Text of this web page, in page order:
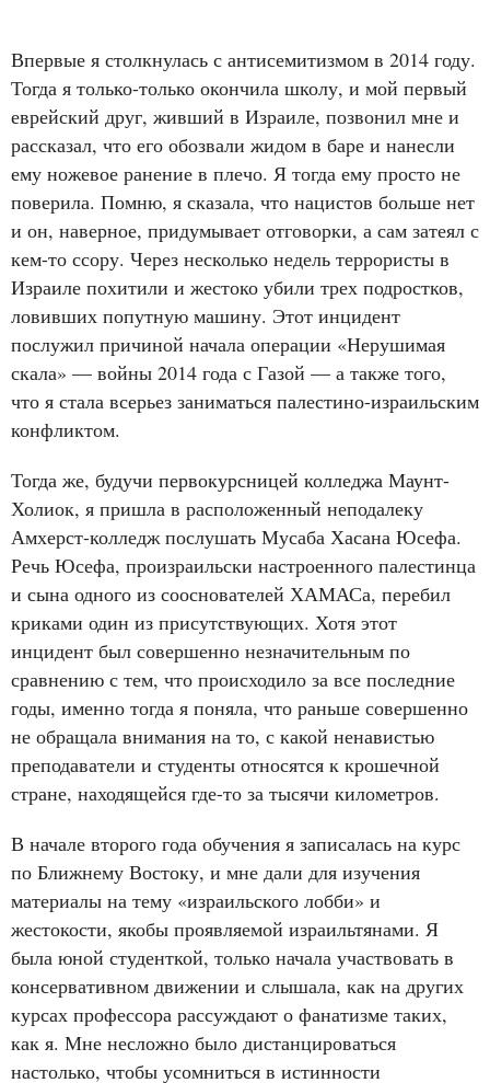
Впервые я столкнулась с антисемитизмом в 2014 году.
Тогда я только-только окончила школу, и мой первый
еврейский друг, живший в Израиле, позвонил мне и
рассказал, что его обозвали жидом в баре и нанесли
ему ножевое ранение в плечо. Я тогда ему просто не
поверила. Помню, я сказала, что нацистов больше нет
и он, наверное, придумывает отговорки, а сам затеял с
кем-то ссору. Через несколько недель террористы в
Израиле похитили и жестоко убили трех подростков,
ловивших попутную машину. Этот инцидент
послужил причиной начала операции «Нерушимая
скала» — войны 2014 года с Газой — а также того,
что я стала всерьез заниматься палестино-израильским
конфликтом.
Тогда же, будучи первокурсницей колледжа Маунт-
Холиок, я пришла в расположенный неподалеку
Амхерст-колледж послушать Мусаба Хасана Юсефа.
Речь Юсефа, произраильски настроенного палестинца
и сына одного из сооснователей ХАМАСа, перебил
криками один из присутствующих. Хотя этот
инцидент был совершенно незначительным по
сравнению с тем, что происходило за все последние
годы, именно тогда я поняла, что раньше совершенно
не обращала внимания на то, с какой ненавистью
преподаватели и студенты относятся к крошечной
стране, находящейся где-то за тысячи километров.
В начале второго года обучения я записалась на курс
по Ближнему Востоку, и мне дали для изучения
материалы на тему «израильского лобби» и
жестокости, якобы проявляемой израильтянами. Я
была юной студенткой, только начала участвовать в
консервативном движении и слышала, как на других
курсах профессора рассуждают о фанатизме таких,
как я. Мне несложно было дистанцироваться
настолько, чтобы усомниться в истинности